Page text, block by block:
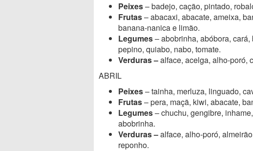
Peixes– badejo, cação, pintado,
Frutas– abacaxi, abacate, ameixa,
banana-nanica e limão.
Legumes– abobrinha, abóbora,
pepino, quiabo, nabo, tomate.
Verduras –alface, acelga, alho-poró,
ABRIL
Peixes– tainha, merluza, linguado,
Frutas– pera, maçã, kiwi, abacate,
Legumes– chuchu, gengibre,
abobrinha.
Verduras –alface, alho-poró,
reponho.